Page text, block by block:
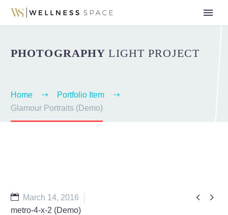
PHOTOGRAPHYLIGHT PROJECT
Home
Portfolio Item
Glamour Portraits (Demo)
 
March 14, 2016
metro-4-x-2 (Demo)